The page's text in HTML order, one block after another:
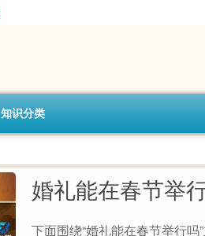
知识分类
婚礼能在春节举
下面围绕“婚礼能在春节举行